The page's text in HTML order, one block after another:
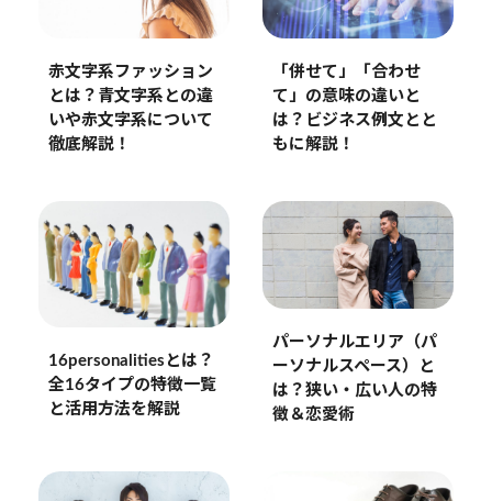
赤文字系ファッション
とは？青文字系との違
いや赤文字系について
徹底解説！
「併せて」「合わせ
て」の意味の違いと
は？ビジネス例文とと
もに解説！
16personalitiesとは？
全16タイプの特徴一覧
と活用方法を解説
パーソナルエリア（パ
ーソナルスペース）と
は？狭い・広い人の特
徴＆恋愛術